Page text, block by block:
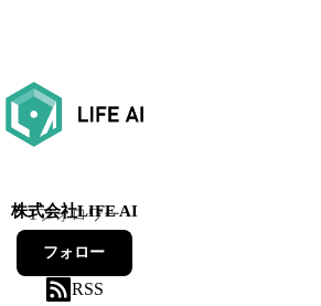
株式会社LIFE AI
1フォロワー
フォロー
RSS